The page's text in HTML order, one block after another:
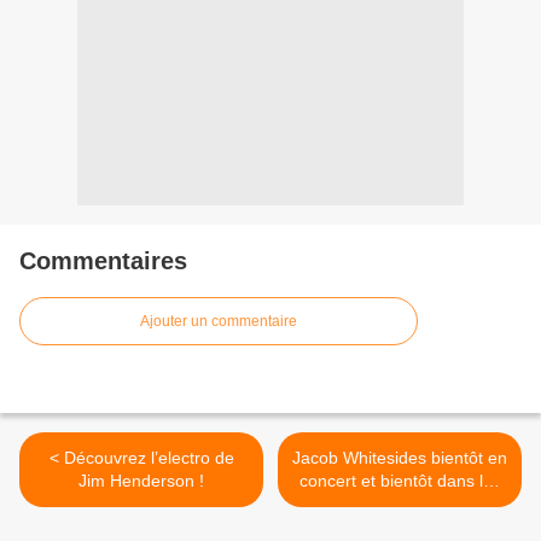
Commentaires
Ajouter un commentaire
< Découvrez l’electro de
Jim Henderson !
Jacob Whitesides bientôt en
concert et bientôt dans les
bacs ! >